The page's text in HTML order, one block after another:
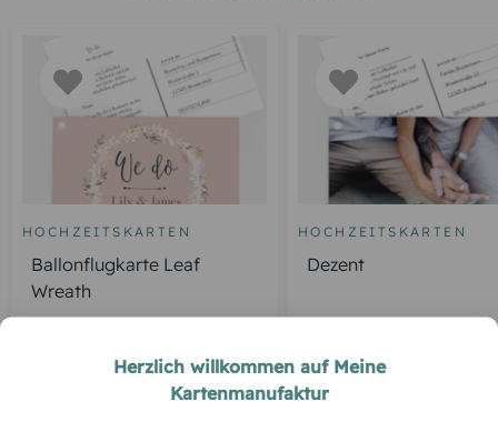
HOCHZEITSKARTEN
Ballonflugkarte Leaf
Wreath
HOCHZEITSKARTEN
Dezent
Herzlich willkommen auf Meine
Kartenmanufaktur